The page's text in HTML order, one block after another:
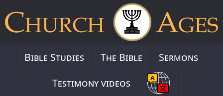
Bible Studies The Bible
Sermons
Testimony videos